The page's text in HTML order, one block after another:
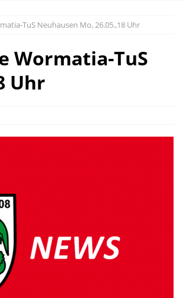
TuS Neuhausen Mo, 26.05.,18 Uhr
Wormatia-TuS
Uhr